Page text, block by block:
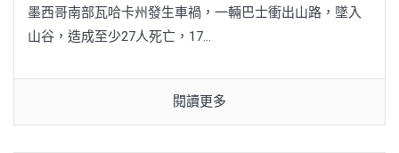
墨西哥南部瓦哈卡州發生車禍，一輛巴士衝出山路，墜入
山谷，造成至少27人死亡，17...
閱讀更多